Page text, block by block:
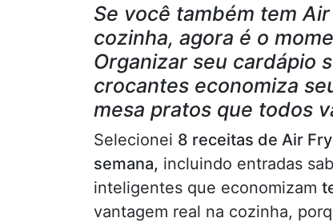
Se você também tem
cozinha, agora é o
Organizar seu cardápio
crocantes economiza
mesa pratos que todos
Selecionei 8 receitas de Air
semana, incluindo entradas
inteligentes que economizam
vantagem real na cozinha,